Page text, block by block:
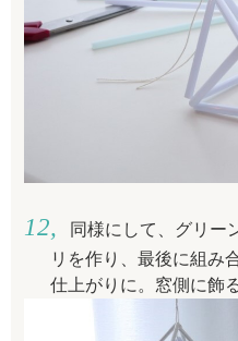
同様にして、グリー
リを作り、最後に組み
仕上がりに。窓側に飾